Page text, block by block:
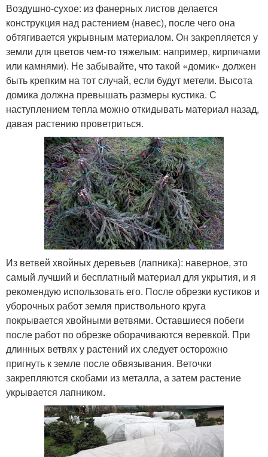
Воздушно-сухое: из фанерных листов делается
конструкция над растением (навес), после чего она
обтягивается укрывным материалом. Он закрепляется у
земли для цветов чем-то тяжелым: например, кирпичами
или камнями). Не забывайте, что такой «домик» должен
быть крепким на тот случай, если будут метели. Высота
домика должна превышать размеры кустика. С
наступлением тепла можно откидывать материал назад,
давая растению проветриться.
Из ветвей хвойных деревьев (лапника): наверное, это
самый лучший и бесплатный материал для укрытия, и я
рекомендую использовать его. После обрезки кустиков и
уборочных работ земля приствольного круга
покрывается хвойными ветвями. Оставшиеся побеги
после работ по обрезке оборачиваются веревкой. При
длинных ветвях у растений их следует осторожно
пригнуть к земле после обвязывания. Веточки
закрепляются скобами из металла, а затем растение
укрывается лапником.